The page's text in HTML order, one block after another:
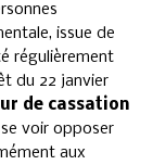
issue de
régulièrement
du 22 janvier
de cassation
voir opposer
aux